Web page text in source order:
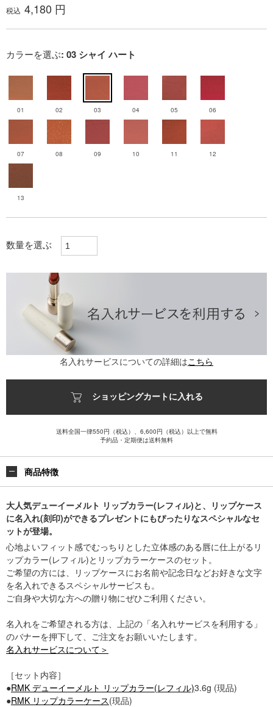
税込 4,180 円
カラーを選ぶ: 03 シャイ ハート
01 02 03 04 05 06
07 08 09 10 11 12
13
数量を選ぶ
名入れサービスについての詳細はこちら
ショッピングカートに入れる
送料全国一律550円（税込）、6,600円（税込）以上で無料
予約品・定期便は送料無料
商品特徴
大人気デューイーメルト リップカラー(レフィル)と、リップケース
に名入れ(刻印)ができるプレゼントにもぴったりなスペシャルなセ
ットが登場。
心地よいフィット感でむっちりとした立体感のある唇に仕上がるリ
ップカラー(レフィル)とリップカラーケースのセット。
ご希望の方には、リップケースにお名前や記念日などお好きな文字
を名入れできるスペシャルサービスも。
ご自身や大切な方への贈り物にぜひご利用ください。
名入れをご希望される方は、上記の「名入れサービスを利用する」
のバナーを押下して、ご注文をお願いいたします。
名入れサービスについて＞
［セット内容］
●RMK デューイーメルト リップカラー(レフィル)3.6g (現品)
●RMK リップカラーケース(現品)